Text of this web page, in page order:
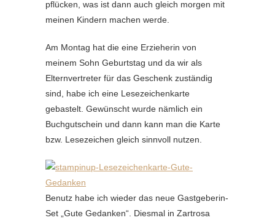
pflücken, was ist dann auch gleich morgen mit
meinen Kindern machen werde.
Am Montag hat die eine Erzieherin von
meinem Sohn Geburtstag und da wir als
Elternvertreter für das Geschenk zuständig
sind, habe ich eine Lesezeichenkarte
gebastelt. Gewünscht wurde nämlich ein
Buchgutschein und dann kann man die Karte
bzw. Lesezeichen gleich sinnvoll nutzen.
Benutz habe ich wieder das neue Gastgeberin-
Set „Gute Gedanken“. Diesmal in Zartrosa